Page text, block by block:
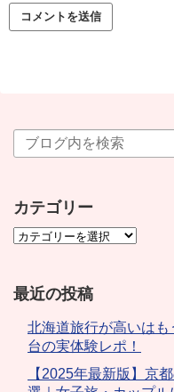
カテゴリー
最近の投稿
北海道旅行が高いは
台の実体験レポ！
【2025年最新版】京